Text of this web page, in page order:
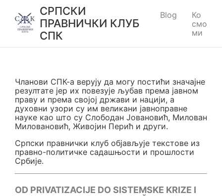
СРПСКИ
ПРАВНИЧКИ КЛУБ
СПК
Blog
Ко
смо
ми
Чланови СПК-а верују да могу постићи значајне
резултате јер их повезује љубав према јавном
праву и према својој држави и нацији, а
духовни узори су им великани јавноправне
науке као што су Слободан Јовановић, Милован
Миловановић, Живојин Перић и други.
Српски правнички клуб објављује текстове из
правно-политичке садашњости и прошлости
Србије.
OD PRIVATIZACIJE DO SISTEMSKE KRIZE I